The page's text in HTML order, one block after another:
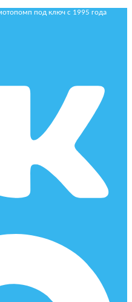
под ключ с 1995 года